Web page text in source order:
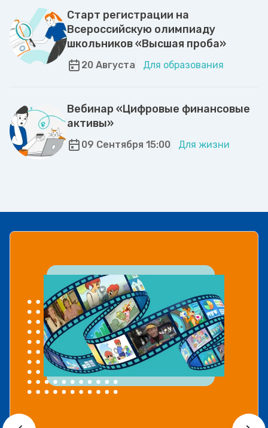
Старт регистрации на
Всероссийскую олимпиаду
школьников «Высшая проба»
20 Августа Для образования
Вебинар «Цифровые финансовые
активы»
09 Сентября 15:00 Для жизни